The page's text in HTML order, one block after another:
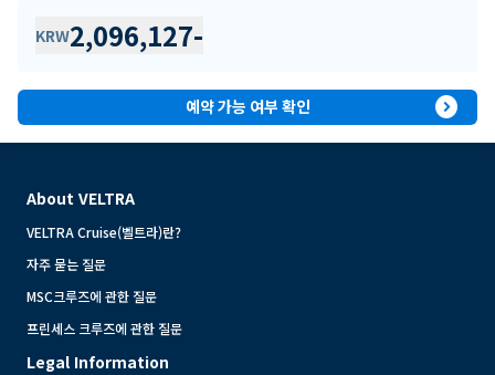
KRW2,096,127-
예약 가능 여부 확인 expand_circle_right
About VELTRA
VELTRA Cruise(벨트라)란?
자주 묻는 질문
MSC크루즈에 관한 질문
프린세스 크루즈에 관한 질문
Legal Information